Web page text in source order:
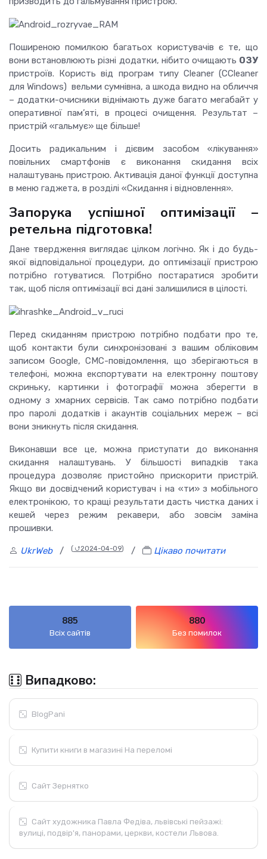
Поширеною помилкою багатьох користувачів є те, що
вони встановлюють різні додатки, нібито очищають ОЗУ
пристроїв.
Користь від програм типу Cleaner (CCleaner
для Windows) вельми сумнівна, а шкода видно на обличчя
– додатки-очисники віднімають дуже багато мегабайт у
оперативної пам’яті, в процесі очищення.
Результат –
пристрій «гальмує» ще більше!
Досить радикальним і дієвим засобом «лікування»
повільних смартфонів є виконання скидання всіх
налаштувань пристрою. Активація даної функції доступна
в меню гаджета, в розділі «Скидання і відновлення».
Запорука успішної оптимізації –
ретельна підготовка!
Дане твердження виглядає цілком логічно. Як і до будь-
якої відповідальної процедури, до оптимізації пристрою
потрібно готуватися. Потрібно постаратися зробити
так, щоб після оптимізації всі дані залишилися в цілості.
Перед скиданням пристрою потрібно подбати про те,
щоб контакти були синхронізовані з вашим обліковим
записом Google, СМС-повідомлення, що зберігаються в
телефоні, можна експортувати на електронну поштову
скриньку, картинки і фотографії можна зберегти в
одному з хмарних сервісів. Так само потрібно подбати
про паролі додатків і акаунтів соціальних мереж – всі
вони зникнуть після скидання.
Виконавши все це, можна приступати до виконання
скидання налаштувань. У більшості випадків така
процедура дозволяє пристойно прискорити пристрій.
Якщо ви досвідчений користувач і на «ти» з мобільного
електронікою, то кращі результати дасть чистка даних і
кешей через режим рекавери, або зовсім заміна
прошивки.
UkrWeb/ ( ⮍2024-04-09) / Цікаво почитати
885
Всіх сайтів
880
Без помилок
Випадково:
BlogPani
Купити книги в магазині На переломі
Сайт Зернятко
Сайт художника Павла Федіва, львівські пейзажі:
вулиці, подвір'я, панорами, церкви, костели Львова.